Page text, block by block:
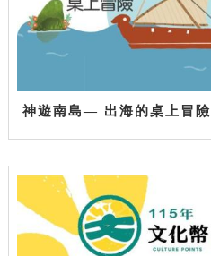
神遊南島— 出海的桌上冒險